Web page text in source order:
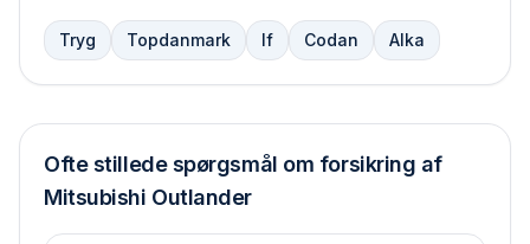
Tryg Topdanmark If Codan Alka
Ofte stillede spørgsmål om forsikring af
Mitsubishi Outlander